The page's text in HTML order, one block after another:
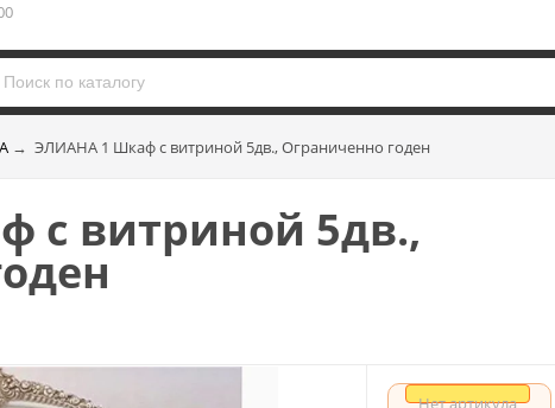
→ ЭЛИАНА 1 Шкаф с витриной 5дв., Ограниченно годен
с витриной 5дв.,
Нет артикула